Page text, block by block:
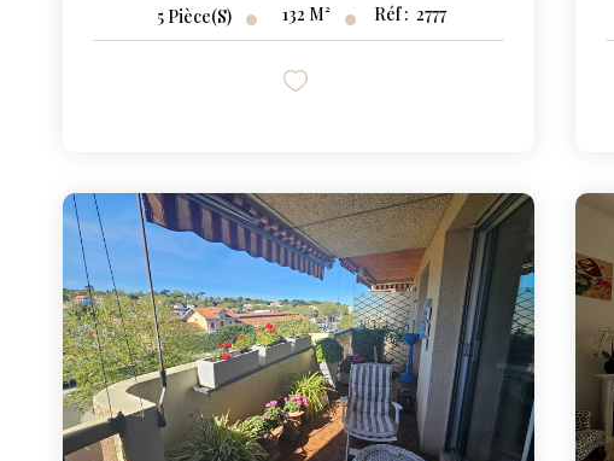
5 Pièce(s) 132 M² Réf : 2777